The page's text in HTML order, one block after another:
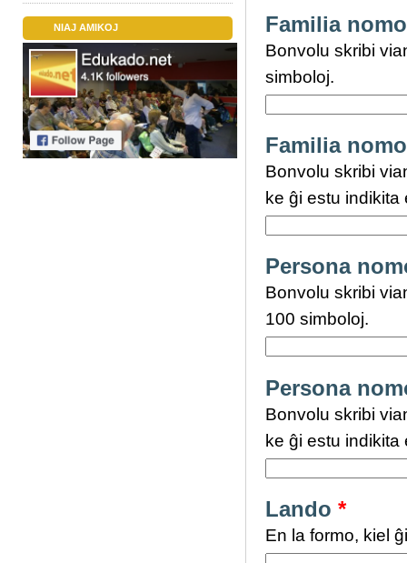
NIAJ AMIKOJ
Familia
Bonvolu skribi
simboloj.
Familia
Bonvolu skribi
ke ĝi estu
Persona
Bonvolu skribi
100 simboloj.
Persona
Bonvolu skribi
ke ĝi estu
Lando *
En la formo, kiel